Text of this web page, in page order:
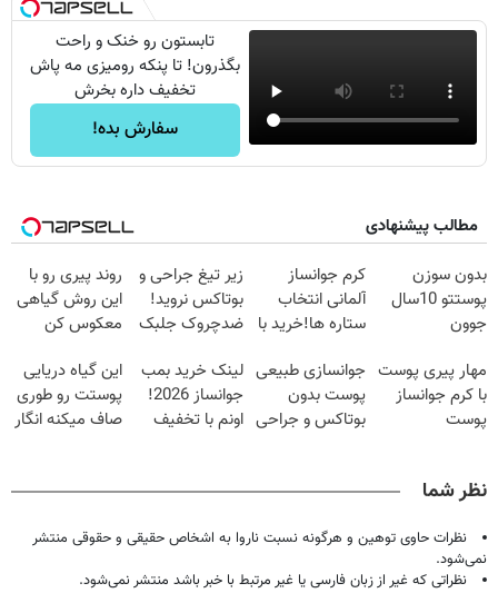
تابستون رو خنک و راحت
بگذرون! تا پنکه رومیزی مه پاش
تخفیف داره بخرش
سفارش بده!
مطالب پیشنهادی
بدون سوزن
پوستتو 10سال
جوون
پاییزی
کرم جوانساز
آلمانی انتخاب
ستاره ها!خرید با
زیر تیغ جراحی و
بوتاکس نروید!
ضدچروک جلبک
روند پیری رو با
این روش گیاهی
معکوس کن
مهار پیری پوست
با کرم جوانساز
پوست
جوانسازی طبیعی
پوست بدون
بوتاکس و جراحی
لینک خرید بمب
جوانساز 2026!
اونم با تخفیف
این گیاه دریایی
پوستت رو طوری
صاف میکنه انگار
نظر شما
نظرات حاوی توهین و هرگونه نسبت ناروا به اشخاص حقیقی و حقوقی منتشر
نمی‌شود.
نظراتی که غیر از زبان فارسی یا غیر مرتبط با خبر باشد منتشر نمی‌شود.